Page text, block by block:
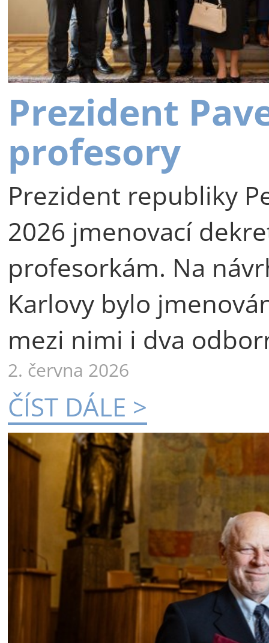
Prezident
profesory
Prezident republiky
2026 jmenovací
profesorkám. Na
Karlovy bylo
mezi nimi i dva
2. června 2026
ČÍST DÁLE >